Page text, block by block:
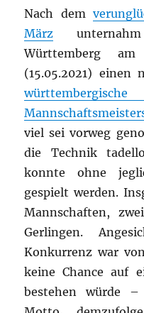
Nach dem
März
Württemberg am
(15.05.2021) einen
viel sei vorweg
die Technik
konnte ohne
gespielt werden.
Mannschaften,
Gerlingen.
Konkurrenz war
keine Chance auf
bestehen würde